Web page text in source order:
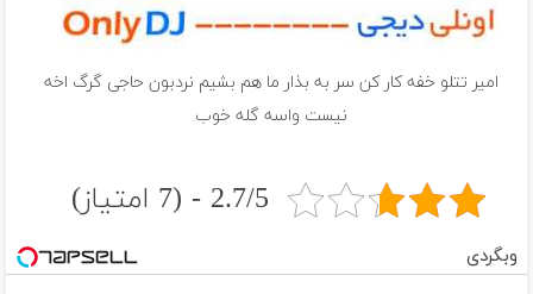
امیر تتلو خفه کار کن سر به بذار ما هم بشیم نردبون حاجی گرگ اخه
نیست واسه گله خوب
2.7/5 - (7 امتیاز)
وبگردی